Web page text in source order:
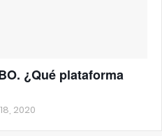
¿Qué plataforma
2020